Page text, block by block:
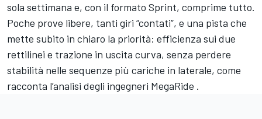
sola settimana e, con il formato Sprint, comprime tutto.
Poche prove libere, tanti giri “contati”, e una pista che
mette subito in chiaro la priorità: efficienza sui due
rettilinei e trazione in uscita curva, senza perdere
stabilità nelle sequenze più cariche in laterale, come
racconta l’analisi degli ingegneri MegaRide .